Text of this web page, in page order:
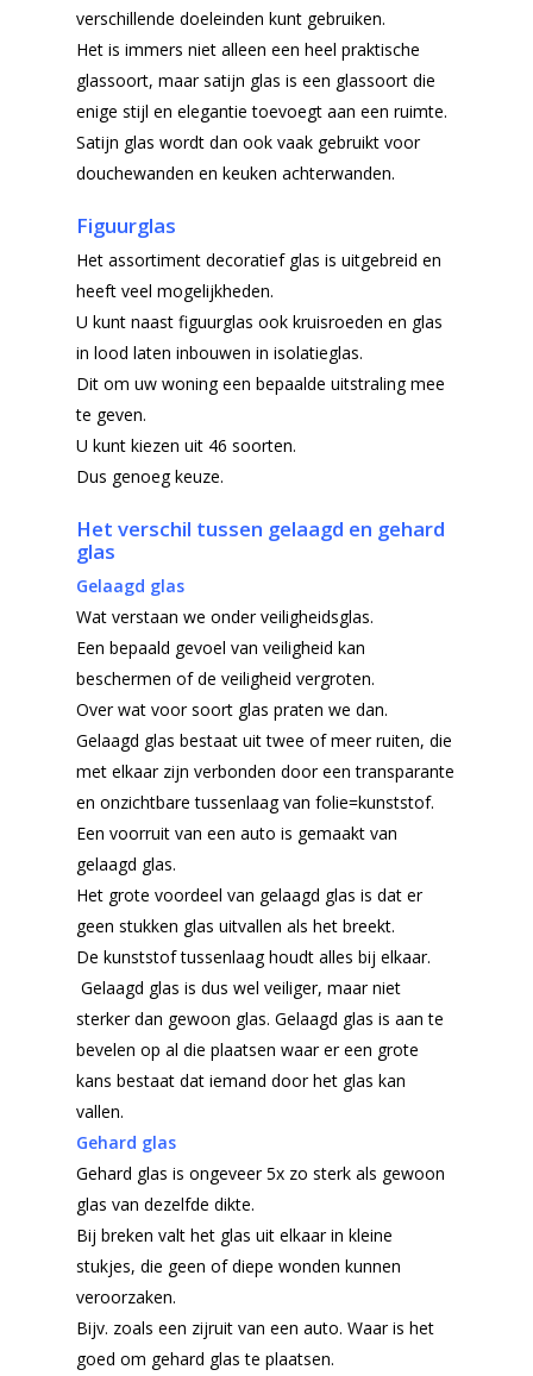
verschillende doeleinden kunt gebruiken.
Het is immers niet alleen een heel praktische
glassoort, maar satijn glas is een glassoort die
enige stijl en elegantie toevoegt aan een ruimte.
Satijn glas wordt dan ook vaak gebruikt voor
douchewanden en keuken achterwanden.
Figuurglas
Het assortiment decoratief glas is uitgebreid en
heeft veel mogelijkheden.
U kunt naast figuurglas ook kruisroeden en glas
in lood laten inbouwen in isolatieglas.
Dit om uw woning een bepaalde uitstraling mee
te geven.
U kunt kiezen uit 46 soorten.
Dus genoeg keuze.
Het verschil tussen gelaagd en gehard
glas
Gelaagd glas
Wat verstaan we onder veiligheidsglas.
Een bepaald gevoel van veiligheid kan
beschermen of de veiligheid vergroten.
Over wat voor soort glas praten we dan.
Gelaagd glas bestaat uit twee of meer ruiten, die
met elkaar zijn verbonden door een transparante
en onzichtbare tussenlaag van folie=kunststof.
Een voorruit van een auto is gemaakt van
gelaagd glas.
Het grote voordeel van gelaagd glas is dat er
geen stukken glas uitvallen als het breekt.
De kunststof tussenlaag houdt alles bij elkaar.
Gelaagd glas is dus wel veiliger, maar niet
sterker dan gewoon glas. Gelaagd glas is aan te
bevelen op al die plaatsen waar er een grote
kans bestaat dat iemand door het glas kan
vallen.
Gehard glas
Gehard glas is ongeveer 5x zo sterk als gewoon
glas van dezelfde dikte.
Bij breken valt het glas uit elkaar in kleine
stukjes, die geen of diepe wonden kunnen
veroorzaken.
Bijv. zoals een zijruit van een auto. Waar is het
goed om gehard glas te plaatsen.